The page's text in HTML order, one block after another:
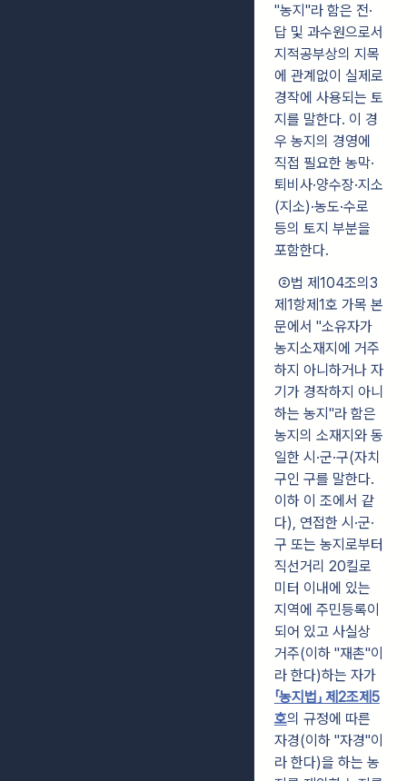
"농지"라 함은 전·
답 및 과수원으로서
지적공부상의 지목
에 관계없이 실제로
경작에 사용되는 토
지를 말한다. 이 경
우 농지의 경영에
직접 필요한 농막·
퇴비사·양수장·지소
(지소)·농도·수로
등의 토지 부분을
포함한다.
②법 제104조의3
제1항제1호 가목 본
문에서 "소유자가
농지소재지에 거주
하지 아니하거나 자
기가 경작하지 아니
하는 농지"라 함은
농지의 소재지와 동
일한 시·군·구(자치
구인 구를 말한다.
이하 이 조에서 같
다), 연접한 시·군·
구 또는 농지로부터
직선거리 20킬로
미터 이내에 있는
지역에 주민등록이
되어 있고 사실상
거주(이하 "재촌"이
라 한다)하는 자가
「농지법」 제2조제5
호의 규정에 따른
자경(이하 "자경"이
라 한다)을 하는 농